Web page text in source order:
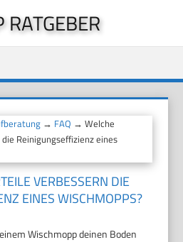
→ FAQ → Welche
Reinigungseffizienz eines
VERBESSERN DIE
EINES WISCHMOPPS?
Wischmopp deinen Boden